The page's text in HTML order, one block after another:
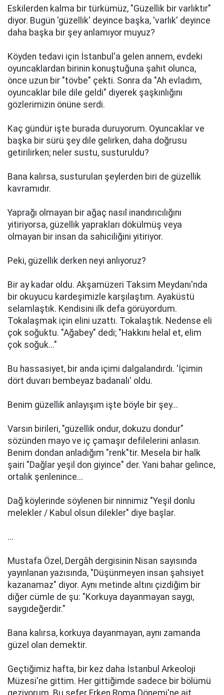
Eskilerden kalma bir türkümüz, "Güzellik bir varlıktır"
diyor. Bugün 'güzellik' deyince başka, 'varlık' deyince
daha başka bir şey anlamıyor muyuz?
Köyden tedavi için İstanbul'a gelen annem, evdeki
oyuncaklardan birinin konuştuğuna şahit olunca,
önce uzun bir "tövbe" çekti. Sonra da "Ah evladım,
oyuncaklar bile dile geldi" diyerek şaşkınlığını
gözlerimizin önüne serdi.
Kaç gündür işte burada duruyorum. Oyuncaklar ve
başka bir sürü şey dile gelirken, daha doğrusu
getirilirken; neler sustu, susturuldu?
Bana kalırsa, susturulan şeylerden biri de güzellik
kavramıdır.
Yaprağı olmayan bir ağaç nasıl inandırıcılığını
yitiriyorsa, güzellik yaprakları dökülmüş veya
olmayan bir insan da sahiciliğini yitiriyor.
Peki, güzellik derken neyi anlıyoruz?
Bir ay kadar oldu. Akşamüzeri Taksim Meydanı'nda
bir okuyucu kardeşimizle karşılaştım. Ayaküstü
selamlaştık. Kendisini ilk defa görüyordum.
Tokalaşmak için elini uzattı. Tokalaştık. Nedense eli
çok soğuktu. "Ağabey" dedi; "Hakkını helal et, elim
çok soğuk..."
Bu hassasiyet, bir anda içimi dalgalandırdı. 'İçimin
dört duvarı bembeyaz badanalı' oldu.
Benim güzellik anlayışım işte böyle bir şey...
Varsın birileri, "güzellik ondur, dokuzu dondur"
sözünden mayo ve iç çamaşır defilelerini anlasın.
Benim dondan anladığım "renk"tir. Mesela bir halk
şairi "Dağlar yeşil don giyince" der. Yani bahar gelince,
ortalık şenlenince...
Dağ köylerinde söylenen bir ninnimiz "Yeşil donlu
melekler / Kabul olsun dilekler" diye başlar.
...
Mustafa Özel, Dergâh dergisinin Nisan sayısında
yayınlanan yazısında, "Düşünmeyen insan şahsiyet
kazanamaz" diyor. Aynı metinde altını çizdiğim bir
diğer cümle de şu: "Korkuya dayanmayan saygı,
saygıdeğerdir."
Bana kalırsa, korkuya dayanmayan, aynı zamanda
güzel olan demektir.
Geçtiğimiz hafta, bir kez daha İstanbul Arkeoloji
Müzesi'ne gittim. Her gittiğimde sadece bir bölümü
geziyorum. Bu sefer Erken Roma Dönemi'ne ait